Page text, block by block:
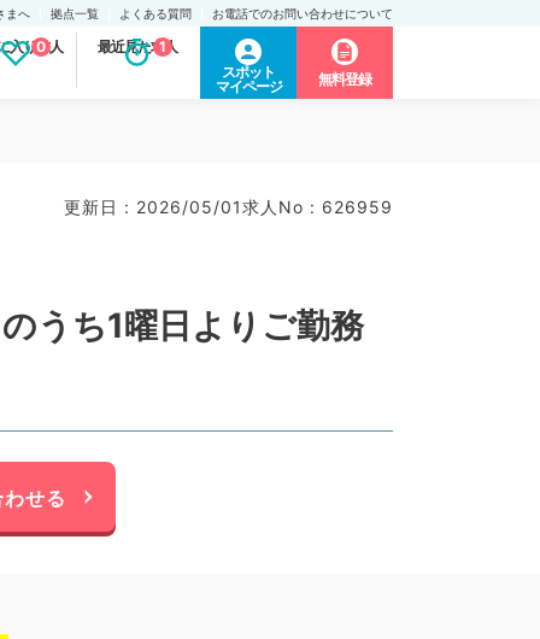
まへ 拠点一覧 よくある質問 お電話でのお問い合わせについて
入り求人
0 最近見た求人
1
スポット
マイページ
無料登録
更新日 : 2026/05/01求人No : 626959
うち1曜日よりご勤務
せる